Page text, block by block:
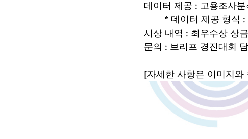
데이터 제공 : 고용조사
* 데이터 제공 형
시상 내역 : 최우수상 상
문의 : 브리프 경진대회
[자세한 사항은 이미지와